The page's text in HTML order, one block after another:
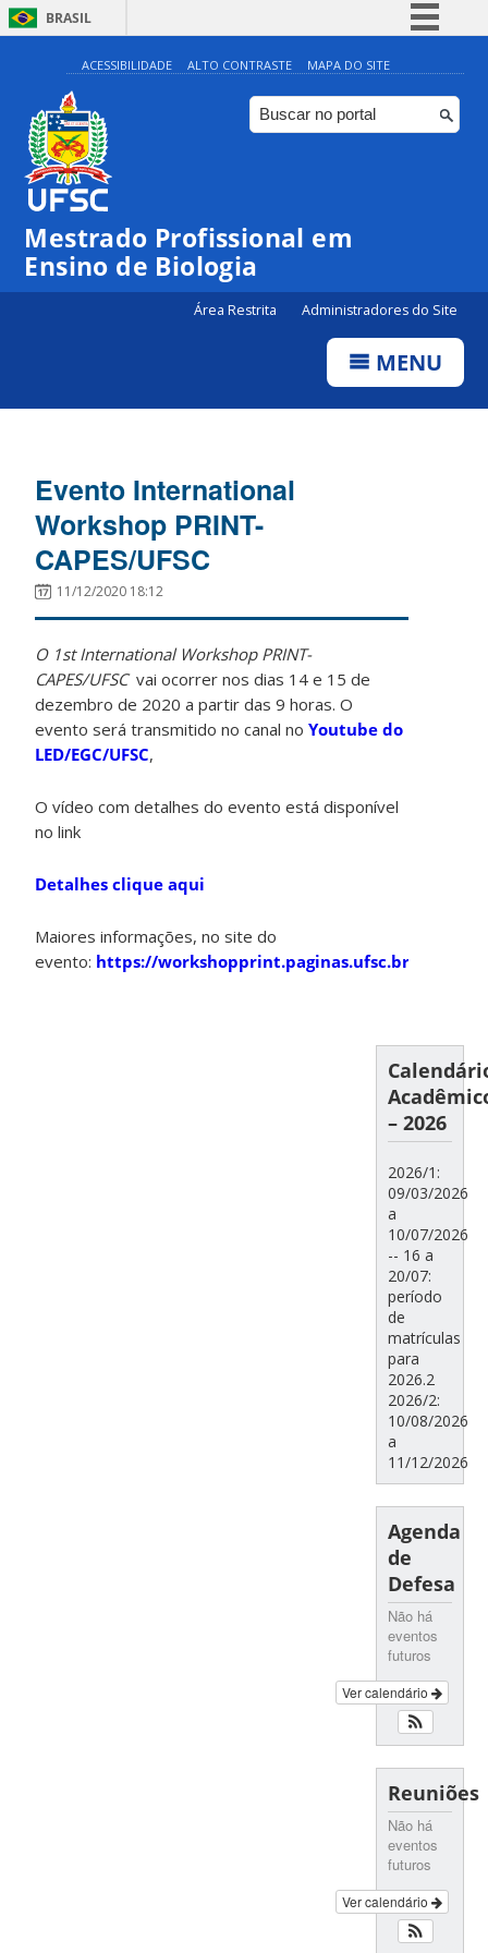
BRASIL
Simplifique!
Comunica BR
Participe
Canais
ACESSIBILIDADE ALTO CONTRASTE MAPA DO SITE
Mestrado Profissional em
Ensino de Biologia
Área Restrita Administradores do Site
MENU
Evento International
Workshop PRINT-
CAPES/UFSC
11/12/2020 18:12
O 1st International Workshop PRINT-
CAPES/UFSCvai ocorrer nos dias 14 e 15 de
dezembro de 2020 a partir das 9 horas. O
evento será transmitido no canal noYoutube do
LED/EGC/UFSC,
O vídeo com detalhes do evento está disponível
no link
Detalhes clique aqui
Maiores informações, no site do
evento: https://workshopprint.paginas.ufsc.br/
– 2026
2026/1:
09/03/2026
a
10/07/2026
-- 16 a
20/07:
período
de
matrículas
para
2026.2
2026/2:
10/08/2026
a
11/12/2026
Agenda
de
Defesa
Não há
eventos
futuros
Ver calendário
Reuniões
Não há
eventos
futuros
Ver calendário